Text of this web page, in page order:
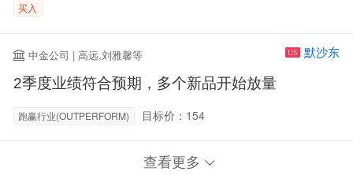
买入
中金公司 | 高远,刘雅馨等 US 默沙东
2季度业绩符合预期，多个新品开始放量
跑赢行业(OUTPERFORM) 目标价：154
查看更多